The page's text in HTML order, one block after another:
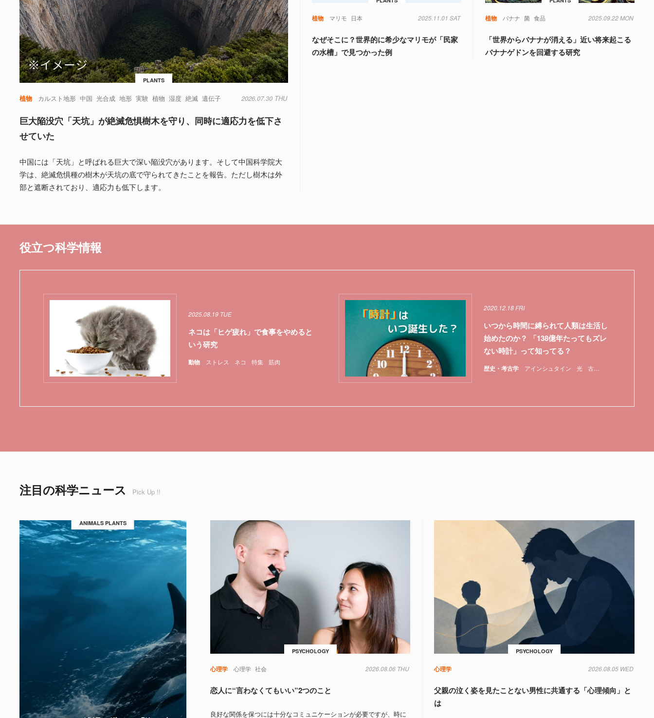
PLANTS
植物 カルスト地形 中国 光合成 地形 実験 植物 湿度 絶滅 遺伝子 2026.07.30 THU
巨大陥没穴「天坑」が絶滅危惧樹木を守り、同時に適応力を低下さ
せていた
中国には「天坑」と呼ばれる巨大で深い陥没穴があります。そして中国科学院大
学は、絶滅危惧種の樹木が天坑の底で守られてきたことを報告。ただし樹木は外
部と遮断されており、適応力も低下します。
植物 マリモ 日本 2025.11.01 SAT
なぜそこに？世界的に希少なマリモが「民家
の水槽」で見つかった例
植物 バナナ 菌 食品 2025.09.22 MON
「世界からバナナが消える」近い将来起こる
バナナゲドンを回避する研究
役立つ科学情報
動物 ストレス ネコ 特集 筋肉
2025.08.19 TUE
ネコは「ヒゲ疲れ」で食事をやめると
いう研究
歴史・考古学 アインシュタイン 光 古代エジプト
2020.12.18 FRI
いつから時間に縛られて人類は生活し
始めたのか？ 「138億年たってもズレ
ない時計」って知ってる？
注目の科学ニュース Pick Up !!
ANIMALS PLANTS
PSYCHOLOGY
心理学 心理学 社会 2026.08.06 THU
恋人に“言わなくてもいい”2つのこと
良好な関係を保つには十分なコミュニケーションが必要ですが、時に
PSYCHOLOGY
心理学 2026.08.05 WED
父親の泣く姿を見たことない男性に共通する「心理傾向」と
は